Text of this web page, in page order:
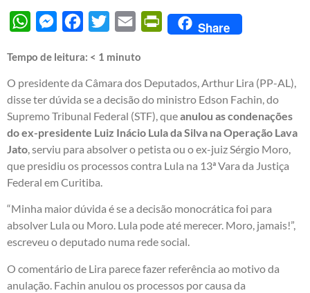
WhatsAppMessengerFacebook
Twitter Email PrintFriendly
Share
Tempo de leitura: < 1 minuto
O presidente da Câmara dos Deputados, Arthur Lira (PP-AL),
disse ter dúvida se a decisão do ministro Edson Fachin, do
Supremo Tribunal Federal (STF), queanulou as condenações
do ex-presidente Luiz Inácio Lula da Silva na Operação Lava
Jato, serviu para absolver o petista ou o ex-juiz Sérgio Moro,
que presidiu os processos contra Lula na 13ª Vara da Justiça
Federal em Curitiba.
“Minha maior dúvida é se a decisão monocrática foi para
absolver Lula ou Moro. Lula pode até merecer. Moro, jamais!”,
escreveu o deputado numa rede social.
O comentário de Lira parece fazer referência ao motivo da
anulação. Fachin anulou os processos por causa da